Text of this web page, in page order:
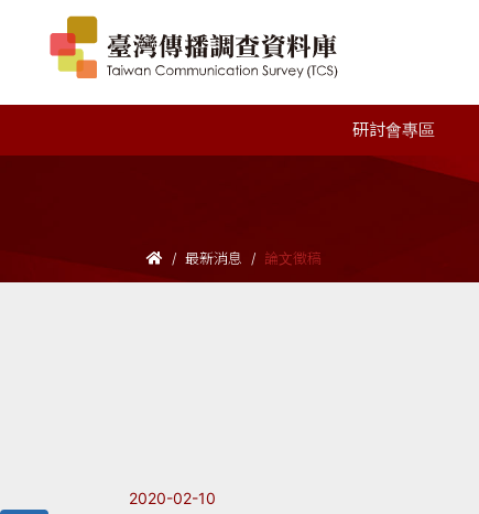
研討會專區
最新消息 論文徵稿
2020-02-10